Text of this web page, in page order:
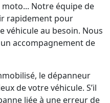
Notre équipe de
rapidement pour
au besoin. Nous
accompagnement de
le dépanneur
de votre véhicule. S’il
liée à une erreur de